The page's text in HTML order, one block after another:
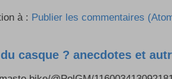
à : Publier les commentaires
casque ? anecdotes et